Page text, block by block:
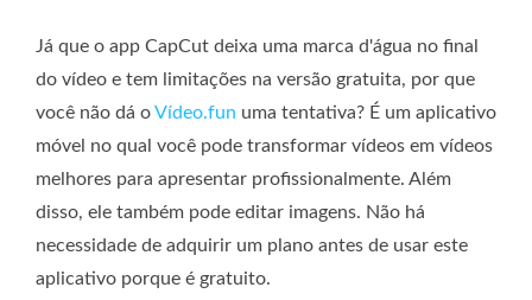
Já que o app CapCut deixa uma marca d'água no final
do vídeo e tem limitações na versão gratuita, por que
você não dá oVídeo.fun uma tentativa? É um aplicativo
móvel no qual você pode transformar vídeos em vídeos
melhores para apresentar profissionalmente. Além
disso, ele também pode editar imagens. Não há
necessidade de adquirir um plano antes de usar este
aplicativo porque é gratuito.